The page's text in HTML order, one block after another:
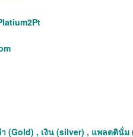
(Gold) , เงิน (silver) , แพลตตินั่ม